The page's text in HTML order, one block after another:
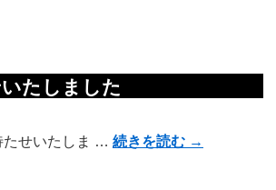
たしました
せいたしま … 続きを読む →